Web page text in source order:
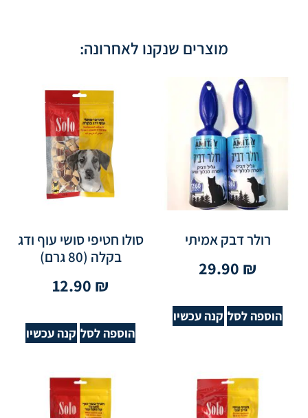
מוצרים שנקנו לאחרונה:
רולר דבק אמיתי
29.90 ₪
הוספה לסל קנה עכשיו
סולו חטיפי סושי עוף ודג
בקלה (80 גרם)
12.90 ₪
הוספה לסל קנה עכשיו